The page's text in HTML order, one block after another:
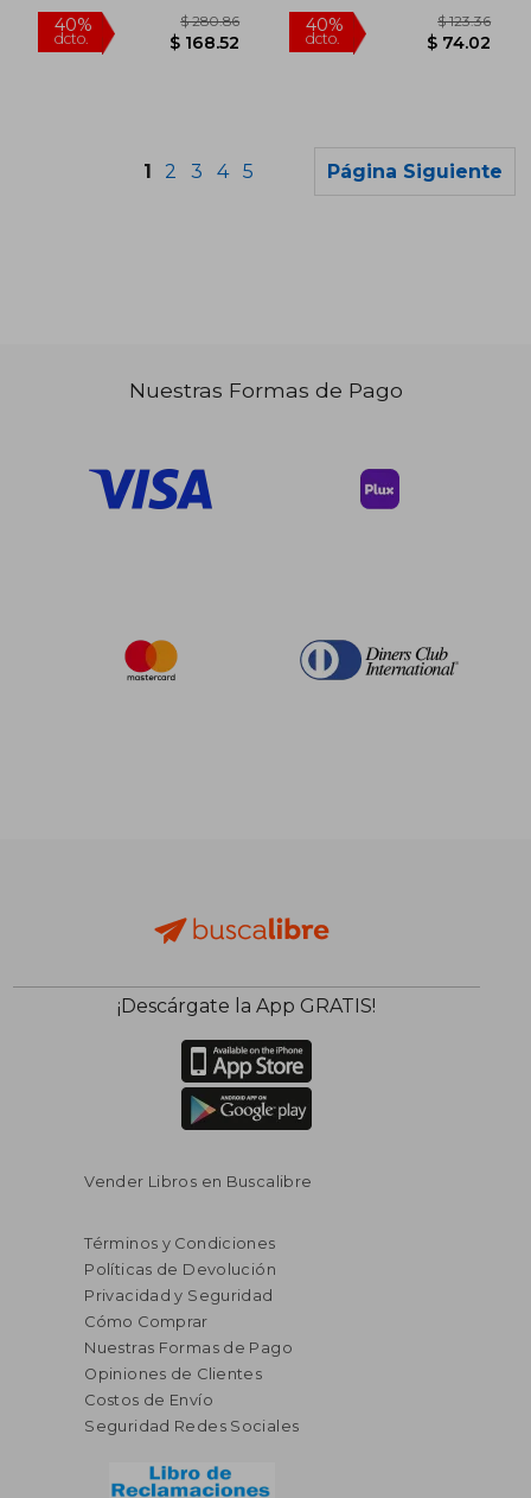
$ 362.94 40%
1 2 3 4 5 Página Siguiente
Nuestras Formas de Pago
¡Descárgate la App GRATIS!
Vender Libros en Buscalibre
Términos y Condiciones
Políticas de Devolución
Privacidad y Seguridad
Cómo Comprar
Nuestras Formas de Pago
Opiniones de Clientes
Costos de Envío
Seguridad Redes Sociales